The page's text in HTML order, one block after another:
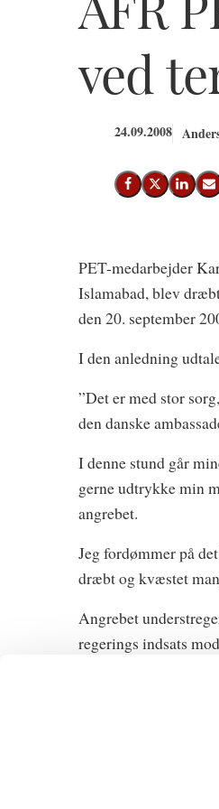
ved
24.09.2008
Del på Facebook
Del på X
Del på
PET-medarbejder
Islamabad, blev
den 20. september
I den anledning
”Det er med stor
den danske
I denne stund går
gerne udtrykke min
angrebet.
Jeg fordømmer på
dræbt og kvæstet
Angrebet
regerings indsats